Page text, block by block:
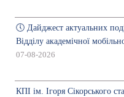
🕔 Дайджест актуальних
Відділу академічної
07-08-2026
КПІ ім. Ігоря Сікорського